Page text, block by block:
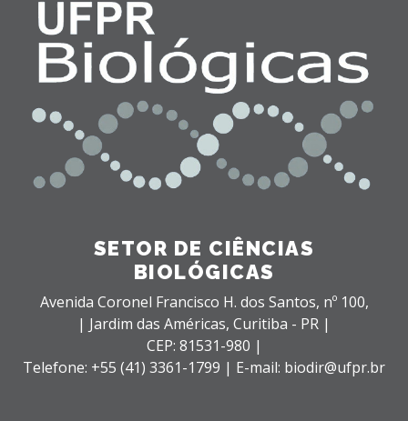
SETOR DE CIÊNCIAS
BIOLÓGICAS
Avenida Coronel Francisco H. dos Santos, nº 100,
| Jardim das Américas, Curitiba - PR |
CEP: 81531-980 |
Telefone: +55 (41) 3361-1799 | E-mail: biodir@ufpr.br